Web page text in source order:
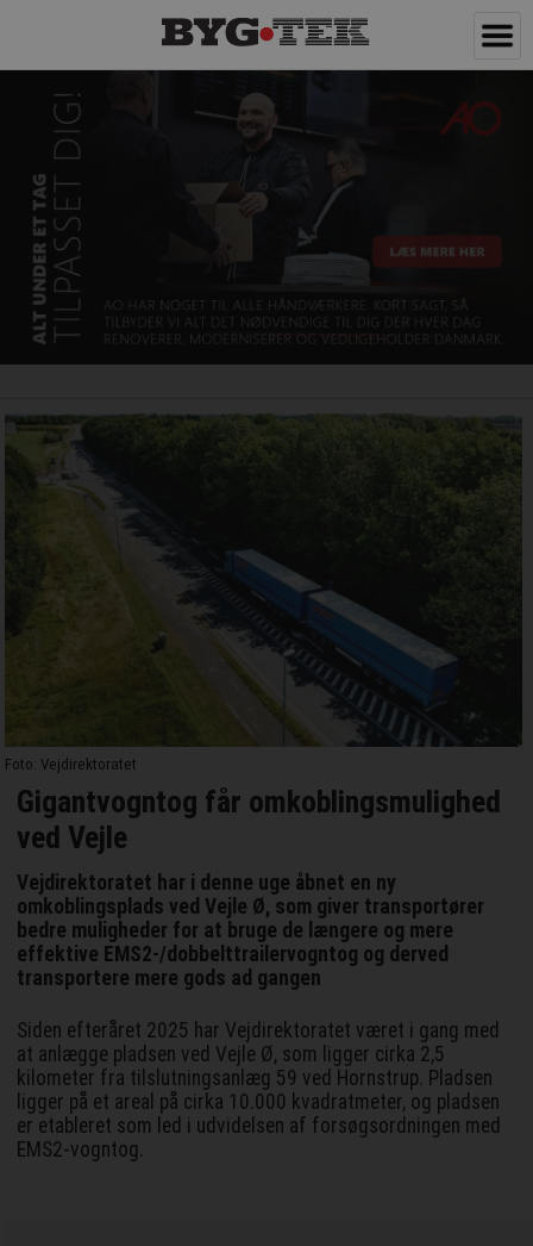
Foto: Vejdirektoratet
Gigantvogntog får omkoblingsmulighed
ved Vejle
Vejdirektoratet har i denne uge åbnet en ny
omkoblingsplads ved Vejle Ø, som giver transportører
bedre muligheder for at bruge de længere og mere
effektive EMS2-/dobbelttrailervogntog og derved
transportere mere gods ad gangen
Siden efteråret 2025 har Vejdirektoratet været i gang med
at anlægge pladsen ved Vejle Ø, som ligger cirka 2,5
kilometer fra tilslutningsanlæg 59 ved Hornstrup. Pladsen
ligger på et areal på cirka 10.000 kvadratmeter, og pladsen
er etableret som led i udvidelsen af forsøgsordningen med
EMS2-vogntog.